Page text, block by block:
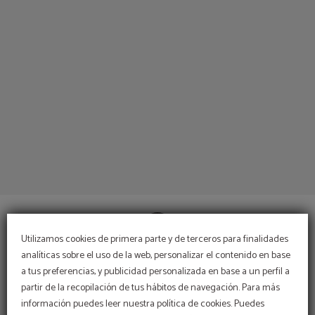
Utilizamos cookies de primera parte y de terceros para finalidades
analíticas sobre el uso de la web, personalizar el contenido en base
a tus preferencias, y publicidad personalizada en base a un perfil a
partir de la recopilación de tus hábitos de navegación. Para más
información puedes leer nuestra política de cookies. Puedes
CONTACTO
INFORMACIÓN